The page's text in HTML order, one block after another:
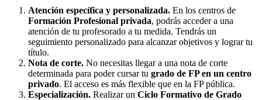
Atención específica y personalizada. En los centros de
Formación Profesional privada, podrás acceder a una
atención de tu profesorado a tu medida. Tendrás un
seguimiento personalizado para alcanzar objetivos y lograr tu
título.
Nota de corte. No necesitas llegar a una nota de corte
determinada para poder cursar tu grado de FP en un centro
privado. El acceso es más flexible que en la FP pública.
Especialización. Realizar un Ciclo Formativo de Grado